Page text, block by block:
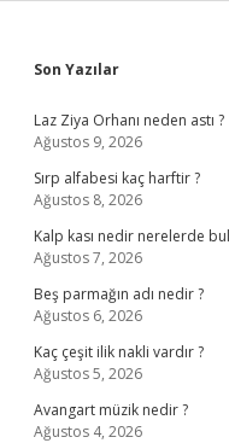
Sidebar
Son Yazılar
Laz Ziya Orhanı neden astı ?
Ağustos 9, 2026
Sırp alfabesi kaç harftir ?
Ağustos 8, 2026
Kalp kası nedir nerelerde
Ağustos 7, 2026
Beş parmağın adı nedir ?
Ağustos 6, 2026
Kaç çeşit ilik nakli vardır ?
Ağustos 5, 2026
Avangart müzik nedir ?
Ağustos 4, 2026